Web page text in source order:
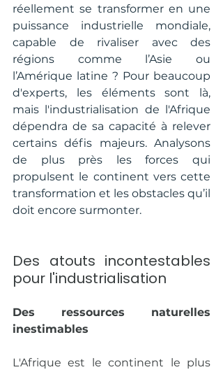
réellement se transformer en une
puissance industrielle mondiale,
capable de rivaliser avec des
régions comme l’Asie ou
l’Amérique latine ? Pour beaucoup
d'experts, les éléments sont là,
mais l'industrialisation de l'Afrique
dépendra de sa capacité à relever
certains défis majeurs. Analysons
de plus près les forces qui
propulsent le continent vers cette
transformation et les obstacles qu’il
doit encore surmonter.
Des atouts incontestables
pour l'industrialisation
Des ressources naturelles
inestimables
L'Afrique est le continent le plus